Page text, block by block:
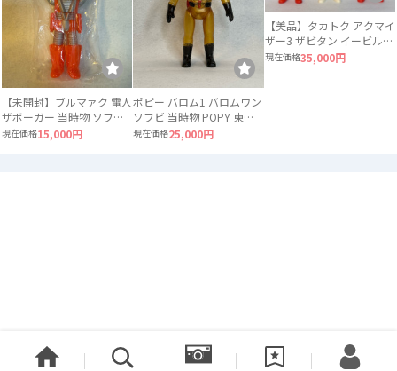
【未開封】ブルマァク 電人
ザボーガー 当時物 ソフビ
ロボット
現在価格15,000円
ポピー バロム1 バロムワン
ソフビ 当時物 POPY 東映
スケルトン
現在価格25,000円
【美品】タカトク アクマイ
ザー3 ザビタン イービル
ガブラ 3体セット ソフビ
現在価格35,000円